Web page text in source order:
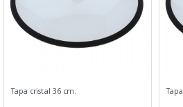
Tapa cristal 36 cm.